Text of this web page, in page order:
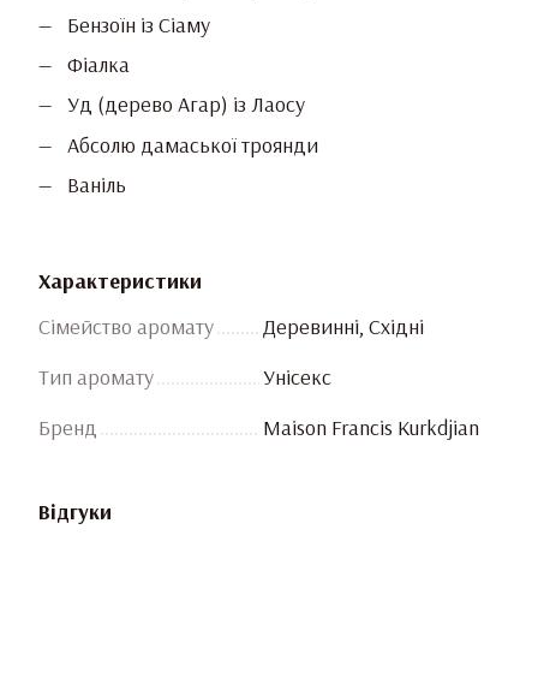
Бензоїн із Сіаму
Фіалка
Уд (дерево Агар) із Лаосу
Абсолю дамаської троянди
Ваніль
Характеристики
Сімейство аромату
Деревинні, Східні
Тип аромату
Унісекс
Бренд
Maison Francis Kurkdjian
Відгуки